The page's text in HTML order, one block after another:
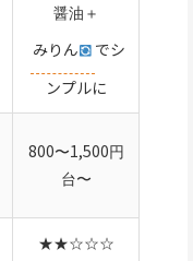
醤油＋
みりん
でシ
ンプルに
800〜1,500円
台〜
★★☆☆☆